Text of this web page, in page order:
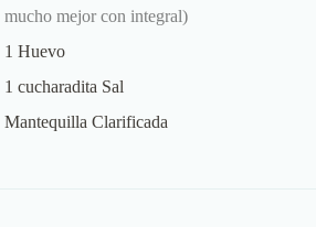
mucho mejor con integral)
1 Huevo
1 cucharadita Sal
Mantequilla Clarificada